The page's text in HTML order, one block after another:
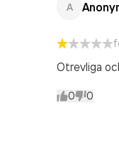
A
Otrevliga
0 0